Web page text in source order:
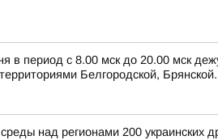
в период с 8.00 мск до 20.00 мск
Белгородской,
над регионами 200